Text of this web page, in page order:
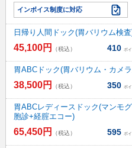
インボイス制度に対応
日帰り人間ドック(胃バリウム検
45,100円 （税込） 410 ポ
胃ABCドック(胃バリウム・カメ
38,500円 （税込） 350 ポ
胃ABCレディースドック(マンモ
胞診+経腟エコー)
65,450円 （税込） 595 ポ